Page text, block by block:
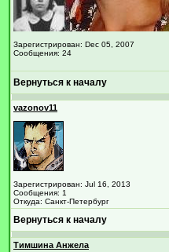
Зарегистрирован: Dec 05, 2007
Сообщения: 24
Вернуться к началу
vazonov11
Зарегистрирован: Jul 16, 2013
Сообщения: 1
Откуда: Санкт-Петербург
Вернуться к началу
Тимшина Анжела